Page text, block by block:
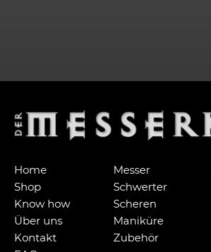
Home
Shop
Know how
Über uns
Kontakt
Messer
Schwerter
Scheren
Maniküre
Zubehör